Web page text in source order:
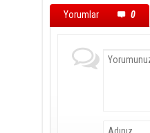
Yorumlar 0